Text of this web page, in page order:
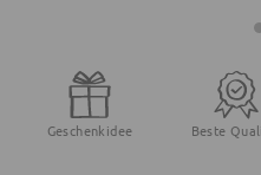
Geschenkidee Beste